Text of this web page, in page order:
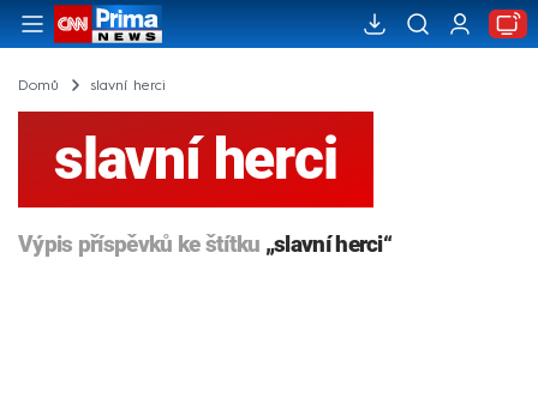
Domů slavní herci
slavní herci
Výpis příspěvků ke štítku „slavní herci“